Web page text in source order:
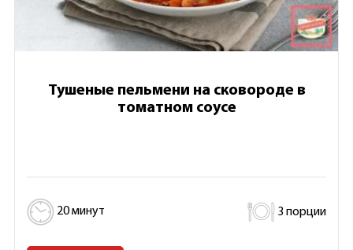
Тушеные пельмени на сковороде в
томатном соусе
20 минут 3 порции